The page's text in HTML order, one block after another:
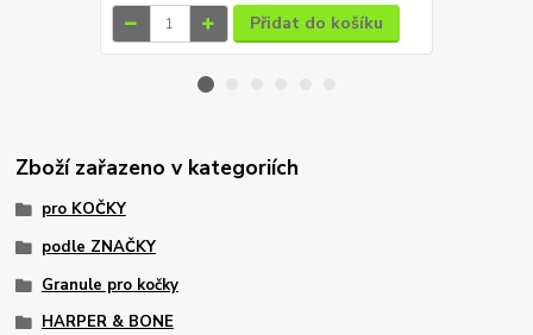
Přidat do košíku
Zboží zařazeno v kategoriích
pro KOČKY
podle ZNAČKY
Granule pro kočky
HARPER & BONE